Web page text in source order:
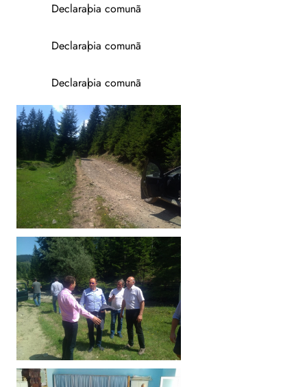
Declaraþia comunã
Declaraþia comunã
Declaraþia comunã